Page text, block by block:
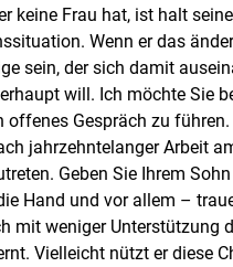
keine Frau hat, ist halt seine
Wenn er das
sein, der sich damit
will. Ich möchte Sie
offenes Gespräch zu führen.
jahrzehntelanger Arbeit
Geben Sie Ihrem
Hand und vor allem –
mit weniger Unterstützung
Vielleicht nützt er diese